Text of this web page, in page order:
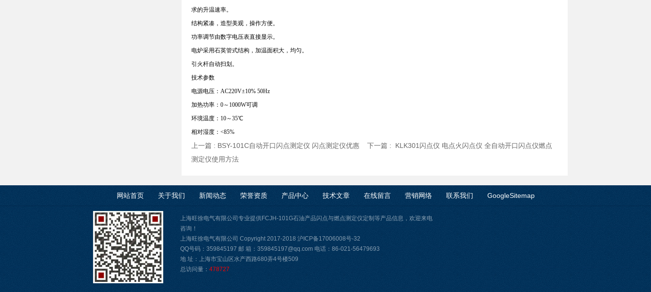
求的升温速率。
结构紧凑，造型美观，操作方便。
功率调节由数字电压表直接显示。
电炉采用石英管式结构，加温面积大，均匀。
引火杆自动扫划。
技术参数
电源电压：AC220V±10% 50Hz
加热功率：0～1000W可调
环境温度：10～35℃
相对湿度：<85%
上一篇 : BSY-101C自动开口闪点测定仪 闪点测定仪优惠 下一篇 : KLK301闪点仪 电点火闪点仪 全自动开口闪点仪燃点
测定仪使用方法
网站首页 关于我们 新闻动态 荣誉资质 产品中心 技术文章 在线留言 营销网络 联系我们 GoogleSitemap
上海旺徐电气有限公司专业提供FCJH-101G石油产品闪点与燃点测定仪定制等产品信息，欢迎来电
咨询！
上海旺徐电气有限公司 Copyright 2017-2018 沪ICP备17006008号-32
QQ号码：359845197 邮 箱：359845197@qq.com 电话：86-021-56479693
地 址：上海市宝山区水产西路680弄4号楼509
总访问量： 478727